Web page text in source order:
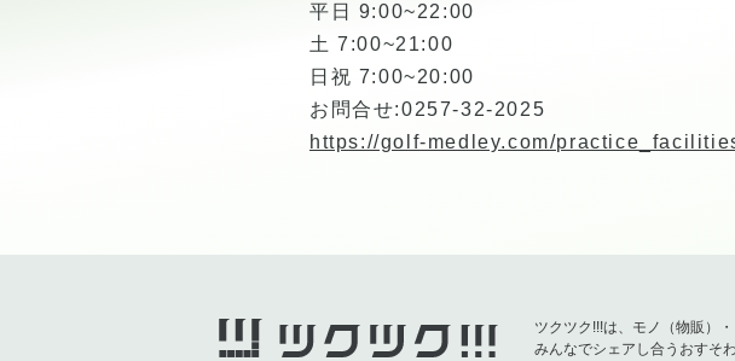
平日 9:00~22:00
土 7:00~21:00
日祝 7:00~20:00
お問合せ:0257-32-2025
https://golf-medley.com/
ツクツク!!!は、モノ（物販）
みんなでシェアし合うおすそ